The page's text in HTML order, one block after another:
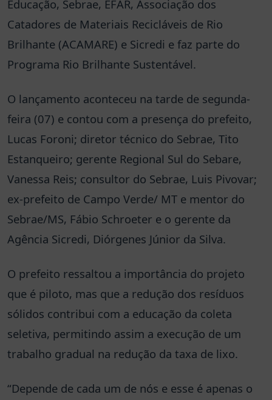
Educação, Sebrae, EFAR, Associação dos
Catadores de Materiais Recicláveis de Rio
Brilhante (ACAMARE) e Sicredi e faz parte do
Programa Rio Brilhante Sustentável.
O lançamento aconteceu na tarde de segunda-
feira (07) e contou com a presença do prefeito,
Lucas Foroni; diretor técnico do Sebrae, Tito
Estanqueiro; gerente Regional Sul do Sebare,
Vanessa Reis; consultor do Sebrae, Luis Pivovar;
ex-prefeito de Campo Verde/ MT e mentor do
Sebrae/MS, Fábio Schroeter e o gerente da
Agência Sicredi, Diórgenes Júnior da Silva.
O prefeito ressaltou a importância do projeto
que é piloto, mas que a redução dos resíduos
sólidos contribui com a educação da coleta
seletiva, permitindo assim a execução de um
trabalho gradual na redução da taxa de lixo.
“Depende de cada um de nós e esse é apenas o